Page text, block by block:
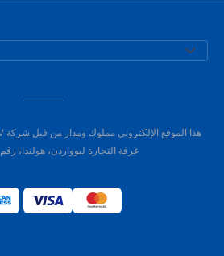
غرفة التجارة ليوواردن، هولندا، رقم 01104443